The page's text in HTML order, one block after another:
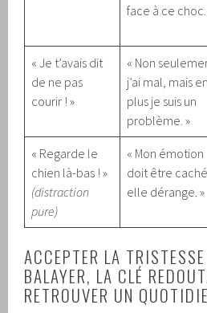
face à ce choc.
« Je t’avais dit
de ne pas
courir ! »
« Non
j’ai mal, mais en
plus je suis un
problème. »
« Regarde le
chien là-bas ! »
(distraction
pure)
« Mon émotion
doit être
elle dérange. »
ACCEPTER LA
BALAYER, LA CLÉ
RETROUVER UN